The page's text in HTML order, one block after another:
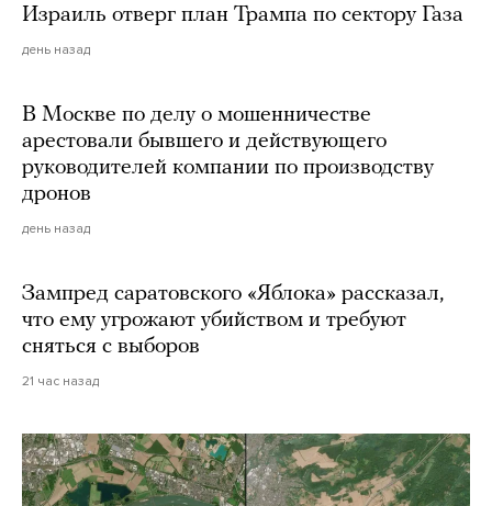
Израиль отверг план Трампа по сектору Газа
день назад
В Москве по делу о мошенничестве
арестовали бывшего и действующего
руководителей компании по производству
дронов
день назад
Зампред саратовского «Яблока» рассказал,
что ему угрожают убийством и требуют
сняться с выборов
21 час назад